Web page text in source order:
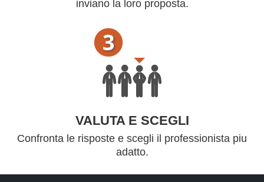
inviano la loro proposta.
VALUTA E SCEGLI
Confronta le risposte e scegli il professionista piu
adatto.